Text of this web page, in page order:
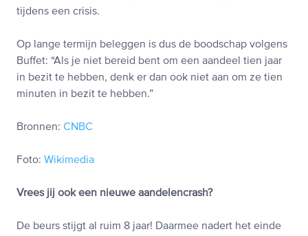
tijdens een crisis.
Op lange termijn beleggen is dus de boodschap volgens
Buffet: “Als je niet bereid bent om een aandeel tien jaar
in bezit te hebben, denk er dan ook niet aan om ze tien
minuten in bezit te hebben.”
Bronnen: CNBC
Foto: Wikimedia
Vrees jij ook een nieuwe aandelencrash?
De beurs stijgt al ruim 8 jaar! Daarmee nadert het einde